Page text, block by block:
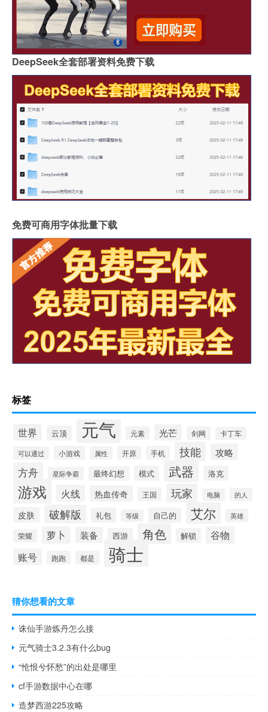
DeepSeek全套部署资料免费下载
免费可商用字体批量下载
标签
世界 云顶 元气 元素 光芒 剑网 卡丁车
可以通过 小游戏 属性 开原 手机 技能 攻略
方舟 星际争霸 最终幻想 模式 武器 洛克
游戏 火线 热血传奇 王国 玩家 电脑 的人
皮肤 破解版 礼包 等级 自己的 艾尔 英雄
荣耀 萝卜 装备 西游 角色 解锁 谷物
账号 跑跑 都是 骑士
猜你想看的文章
诛仙手游炼丹怎么接
元气骑士3.2.3有什么bug
“怆恨兮怀愁”的出处是哪里
cf手游数据中心在哪
造梦西游225攻略